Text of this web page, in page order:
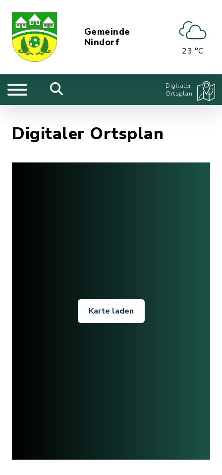
Gemeinde
Nindorf
23 °C
Digitaler
Ortsplan
Digitaler Ortsplan
Karte laden